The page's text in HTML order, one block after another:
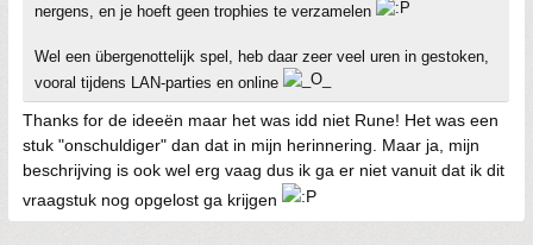
nergens, en je hoeft geen trophies te verzamelen
Wel een übergenottelijk spel, heb daar zeer veel uren in gestoken,
vooral tijdens LAN-parties en online
Thanks for de ideeën maar het was idd niet Rune! Het was een
stuk "onschuldiger" dan dat in mijn herinnering. Maar ja, mijn
beschrijving is ook wel erg vaag dus ik ga er niet vanuit dat ik dit
vraagstuk nog opgelost ga krijgen